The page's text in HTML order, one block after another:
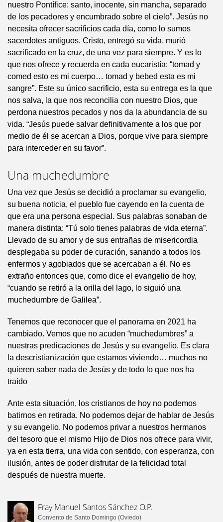
nuestro Pontífice: santo, inocente, sin mancha, separado
de los pecadores y encumbrado sobre el cielo”. Jesús no
necesita ofrecer sacrificios cada día, como lo sumos
sacerdotes antiguos. Cristo, entregó su vida, murió
sacrificado en la cruz, de una vez para siempre. Y es lo
que nos ofrece y recuerda en cada eucaristía: “tomad y
comed esto es mi cuerpo… tomad y bebed esta es mi
sangre”. Este su único sacrificio, esta su entrega es la que
nos salva, la que nos reconcilia con nuestro Dios, que
perdona nuestros pecados y nos da la abundancia de su
vida. “Jesús puede salvar definitivamente a los que por
medio de él se acercan a Dios, porque vive para siempre
para interceder en su favor”.
Una muchedumbre
Una vez que Jesús se decidió a proclamar su evangelio,
su buena noticia, el pueblo fue cayendo en la cuenta de
que era una persona especial. Sus palabras sonaban de
manera distinta: “Tú solo tienes palabras de vida eterna”.
Llevado de su amor y de sus entrañas de misericordia
desplegaba su poder de curación, sanando a todos los
enfermos y agobiados que se acercaban a él. No es
extraño entonces que, como dice el evangelio de hoy,
“cuando se retiró a la orilla del lago, lo siguió una
muchedumbre de Galilea”.
Tenemos que reconocer que el panorama en 2021 ha
cambiado. Vemos que no acuden “muchedumbres” a
nuestras predicaciones de Jesús y su evangelio. Es clara
la descristianización que estamos viviendo… muchos no
quieren saber nada de Jesús y de todo lo que nos ha
traído
Ante esta situación, los cristianos de hoy no podemos
batirnos en retirada. No podemos dejar de hablar de Jesús
y su evangelio. No podemos privar a nuestros hermanos
del tesoro que el mismo Hijo de Dios nos ofrece para vivir,
ya en esta tierra, una vida con sentido, con esperanza, con
ilusión, antes de poder disfrutar de la felicidad total
después de nuestra muerte.
Fray Manuel Santos Sánchez O.P.
Convento de Santo Domingo (Oviedo)